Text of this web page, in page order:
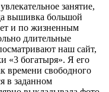
занятие,
вышивка большой
и по жизненным
длительные
наш сайт,
«3 богатыря». Я его
времени свободного
в заданном